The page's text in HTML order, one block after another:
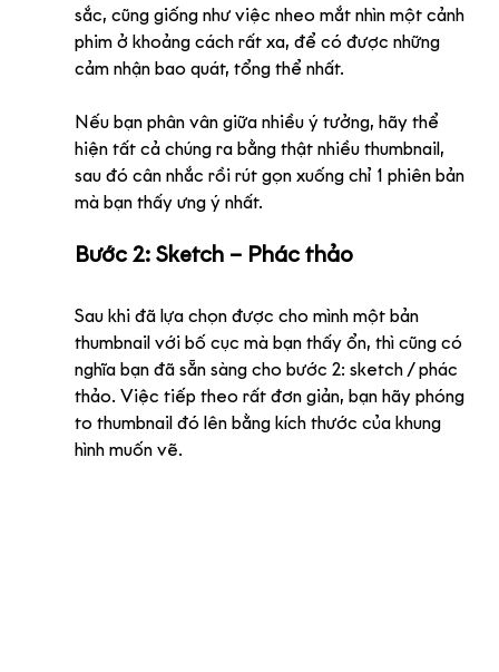
sắc, cũng giống như việc nheo mắt nhìn một cảnh
phim ở khoảng cách rất xa, để có được những
cảm nhận bao quát, tổng thể nhất.
Nếu bạn phân vân giữa nhiều ý tưởng, hãy thể
hiện tất cả chúng ra bằng thật nhiều thumbnail,
sau đó cân nhắc rồi rút gọn xuống chỉ 1 phiên bản
mà bạn thấy ưng ý nhất.
Bước 2: Sketch – Phác thảo
Sau khi đã lựa chọn được cho mình một bản
thumbnail với bố cục mà bạn thấy ổn, thì cũng có
nghĩa bạn đã sẵn sàng cho bước 2: sketch / phác
thảo. Việc tiếp theo rất đơn giản, bạn hãy phóng
to thumbnail đó lên bằng kích thước của khung
hình muốn vẽ.